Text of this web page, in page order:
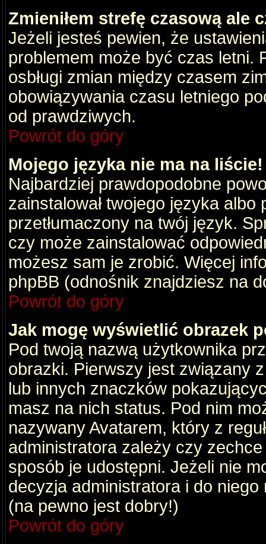
Zmieniłem strefę czasową ale
Jeżeli jesteś pewien, że
problemem może być czas letni.
osbługi zmian między czasem
obowiązywania czasu letniego
od prawdziwych.
Powrót do góry
Mojego języka nie ma na liście!
Najbardziej prawdopodobne
zainstalował twojego języka albo
przetłumaczony na twój język.
czy może zainstalować
możesz sam je zrobić. Więcej
phpBB (odnośnik znajdziesz na
Powrót do góry
Jak mogę wyświetlić obrazek
Pod twoją nazwą użytkownika
obrazki. Pierwszy jest związany
lub innych znaczków
masz na nich status. Pod nim
nazywany Avatarem, który z
administratora zależy czy
sposób je udostępni. Jeżeli nie
decyzja administratora i do
(na pewno jest dobry!)
Powrót do góry